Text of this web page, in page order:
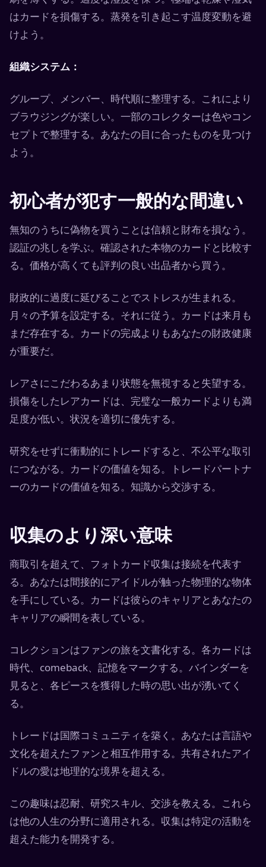
はカードを損傷する。蒸発を引き起こす温度変動を避
けよう。
組織システム：
グループ、メンバー、時代順に整理する。これにより
ブラウジングが楽しい。一部のコレクターは色やコン
セプトで整理する。あなたの目に合ったものを見つけ
よう。
初心者が犯す一般的な間違い
無知のうちに偽物を買うことは信頼と財布を損なう。
認証の兆しを学ぶ。確認された本物のカードと比較す
る。価格が高くても評判の良い出品者から買う。
財政的に過度に延びることでストレスが生まれる。
月々の予算を設定する。それに従う。カードは来月も
まだ存在する。カードの完成よりもあなたの財政健康
が重要だ。
レアさにこだわるあまり状態を無視すると失望する。
損傷をしたレアカードは、完璧な一般カードよりも満
足度が低い。状況を適切に優先する。
研究をせずに衝動的にトレードすると、不公平な取引
につながる。カードの価値を知る。トレードパートナ
ーのカードの価値を知る。知識から交渉する。
収集のより深い意味
商取引を超えて、フォトカード収集は接続を代表す
る。あなたは間接的にアイドルが触った物理的な物体
を手にしている。カードは彼らのキャリアとあなたの
キャリアの瞬間を表している。
コレクションはファンの旅を文書化する。各カードは
時代、comeback、記憶をマークする。バインダーを
見ると、各ピースを獲得した時の思い出が湧いてく
る。
トレードは国際コミュニティを築く。あなたは言語や
文化を超えたファンと相互作用する。共有されたアイ
ドルの愛は地理的な境界を超える。
この趣味は忍耐、研究スキル、交渉を教える。これら
は他の人生の分野に適用される。収集は特定の活動を
超えた能力を開発する。